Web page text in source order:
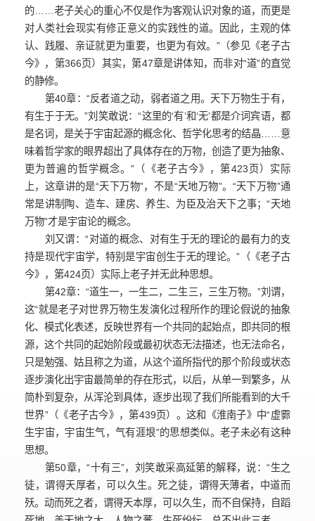
的……老子关心的重心不仅是作为客观认识对象的道，而更是
对人类社会现实有修正意义的实践性的道。因此，主观的体
认、践履、亲证就更为重要，也更为有效。”（参见《老子古
今》，第366页）其实，第47章是讲体知，而非对“道”的直觉
的静修。
第40章：“反者道之动，弱者道之用。天下万物生于有，
有生于于无。”刘笑敢说：“这里的‘有’和‘无’都是介词宾语，都
是名词，是关于宇宙起源的概念化、哲学化思考的结晶……意
味着哲学家的眼界超出了具体存在的万物，创造了更为抽象、
更为普遍的哲学概念。”（《老子古今》，第423页）实际
上，这章讲的是“天下万物”，不是“天地万物”。“天下万物”通
常是讲制陶、造车、建房、养生、为臣及治天下之事；“天地
万物”才是宇宙论的概念。
刘又谓：“对道的概念、对有生于无的理论的最有力的支
持是现代宇宙学，特别是宇宙创生于无的理论。”（《老子古
今》，第424页）实际上老子并无此种思想。
第42章：“道生一，一生二，二生三，三生万物。”刘谓，
这“就是老子对世界万物生发演化过程所作的理论假说的抽象
化、模式化表述，反映世界有一个共同的起始点，即共同的根
源，这个共同的起始阶段或最初状态无法描述，也无法命名，
只是勉强、姑且称之为道，从这个道所指代的那个阶段或状态
逐步演化出宇宙最简单的存在形式，以后，从单一到繁多，从
简朴到复杂，从浑沦到具体，逐步出现了我们所能看到的大千
世界”（《老子古今》，第439页）。这和《淮南子》中“虚霩
生宇宙，宇宙生气，气有涯垠”的思想类似。老子未必有这种
思想。
第50章，“十有三”，刘笑敢采高延第的解释，说：“生之
徒，谓得天厚者，可以久生。死之徒，谓得天薄者，中道而
殀。动而死之者，谓得天本厚，可以久生，而不自保持，自蹈